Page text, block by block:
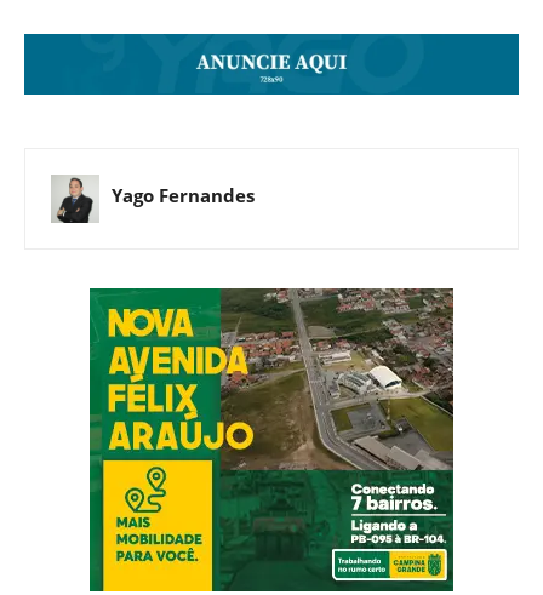
Yago Fernandes